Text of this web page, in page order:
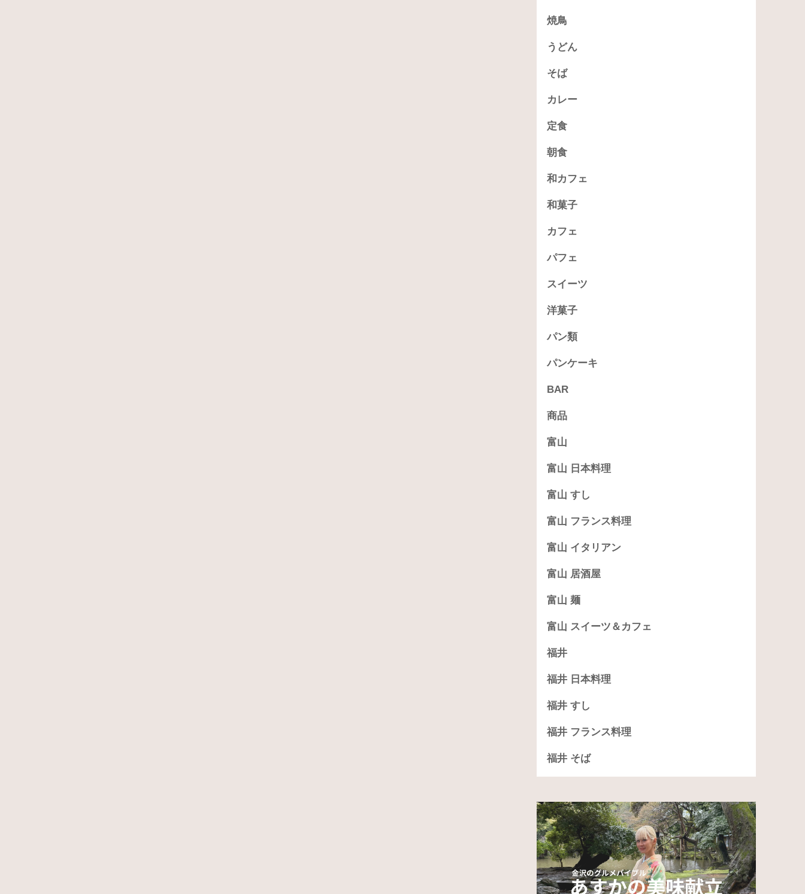
焼鳥
うどん
そば
カレー
定食
朝食
和カフェ
和菓子
カフェ
パフェ
スイーツ
洋菓子
パン類
パンケーキ
BAR
商品
富山
富山 日本料理
富山 すし
富山 フランス料理
富山 イタリアン
富山 居酒屋
富山 麺
富山 スイーツ＆カフェ
福井
福井 日本料理
福井 すし
福井 フランス料理
福井 そば